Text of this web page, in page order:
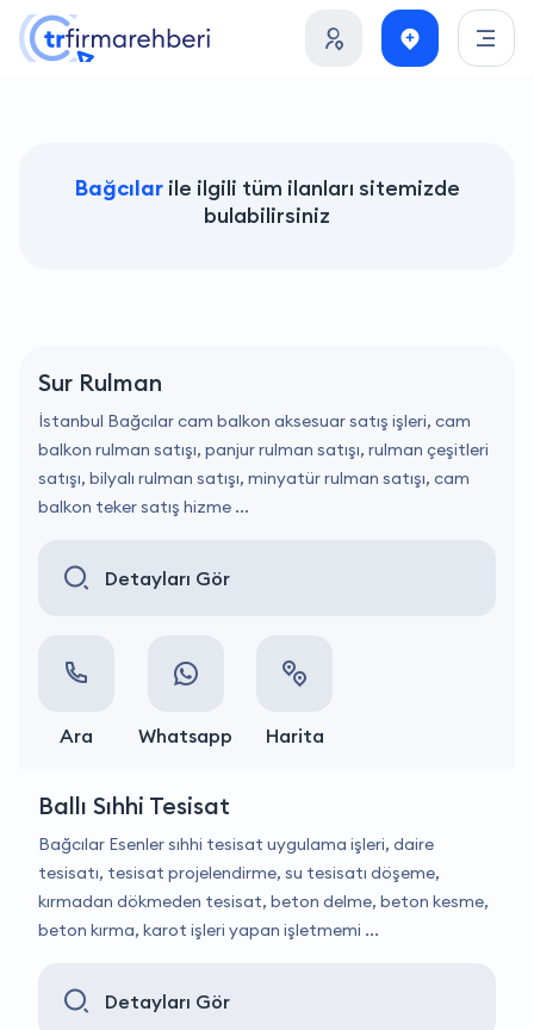
Bağcılarile ilgili tüm ilanları sitemizde
bulabilirsiniz
Sur Rulman
İstanbul Bağcılar cam balkon aksesuar satış işleri, cam
balkon rulman satışı, panjur rulman satışı, rulman çeşitleri
satışı, bilyalı rulman satışı, minyatür rulman satışı, cam
balkon teker satış hizme ...
Detayları Gör
Ara Whatsapp Harita
Ballı Sıhhi Tesisat
Bağcılar Esenler sıhhi tesisat uygulama işleri, daire
tesisatı, tesisat projelendirme, su tesisatı döşeme,
kırmadan dökmeden tesisat, beton delme, beton kesme,
beton kırma, karot işleri yapan işletmemi ...
Detayları Gör